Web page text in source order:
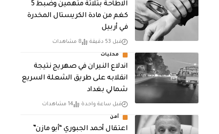
الاطاحة بثلاثة متهمين وضبط 5
كغم من مادة الكريستال المخدرة ​
في أربيل
قبل 53 دقيقة 8 مشاهدات
محليات
اندلاع النيران في صهريج نتيجة
انقلابه على طريق الشعلة السريع
شمالي بغداد
قبل ساعة واحدة 14 مشاهدات
أمن
اعتقال أحمد الجبوري “أبو مازن”